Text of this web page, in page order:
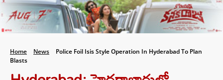
Home News
Police Foil Isis Style Operation In Hyderabad To Plan
Blasts